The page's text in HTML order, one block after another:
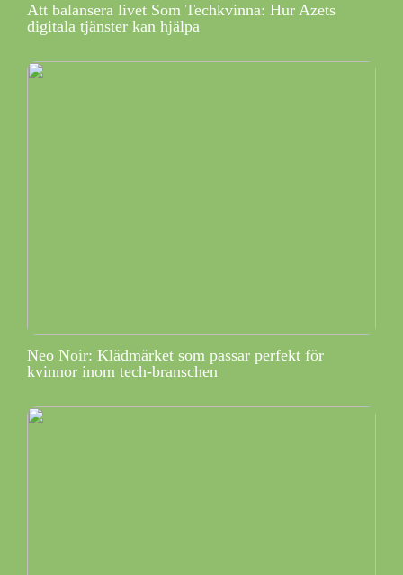
Att balansera livet Som Techkvinna: Hur Azets
digitala tjänster kan hjälpa
Neo Noir: Klädmärket som passar perfekt för
kvinnor inom tech-branschen